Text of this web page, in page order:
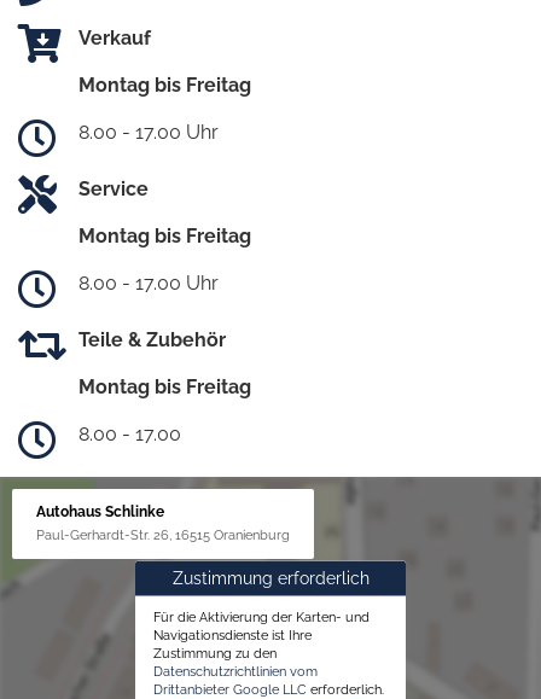
Verkauf
Montag bis Freitag
8.00 - 17.00 Uhr
Service
Montag bis Freitag
8.00 - 17.00 Uhr
Teile & Zubehör
Montag bis Freitag
8.00 - 17.00
Autohaus Schlinke
Paul-Gerhardt-Str. 26, 16515 Oranienburg
Zustimmung erforderlich
Für die Aktivierung der Karten- und
Navigationsdienste ist Ihre
Zustimmung zu den
Datenschutzrichtlinien vom
Drittanbieter Google LLC erforderlich.